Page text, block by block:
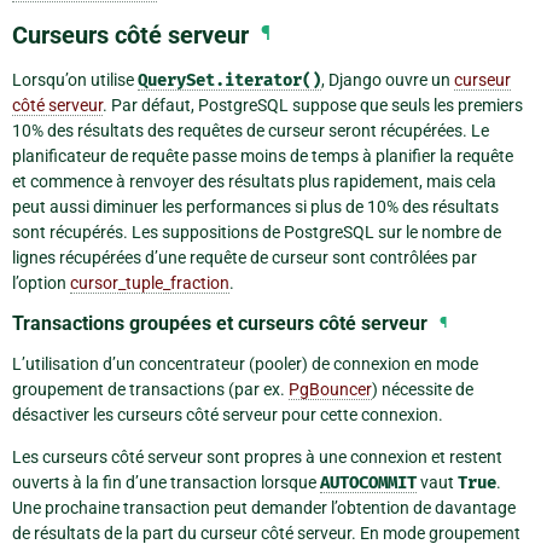
Curseurs côté serveur ¶
Lorsqu’on utiliseQuerySet.iterator(), Django ouvre un curseur
côté serveur. Par défaut, PostgreSQL suppose que seuls les premiers
10% des résultats des requêtes de curseur seront récupérées. Le
planificateur de requête passe moins de temps à planifier la requête
et commence à renvoyer des résultats plus rapidement, mais cela
peut aussi diminuer les performances si plus de 10% des résultats
sont récupérés. Les suppositions de PostgreSQL sur le nombre de
lignes récupérées d’une requête de curseur sont contrôlées par
l’option cursor_tuple_fraction.
Transactions groupées et curseurs côté serveur ¶
L’utilisation d’un concentrateur (pooler) de connexion en mode
groupement de transactions (par ex. PgBouncer) nécessite de
désactiver les curseurs côté serveur pour cette connexion.
Les curseurs côté serveur sont propres à une connexion et restent
ouverts à la fin d’une transaction lorsqueAUTOCOMMITvaut True.
Une prochaine transaction peut demander l’obtention de davantage
de résultats de la part du curseur côté serveur. En mode groupement